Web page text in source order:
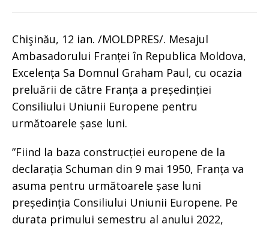
Chişinău, 12 ian. /MOLDPRES/. Mesajul
Ambasadorului Franței în Republica Moldova,
Excelența Sa Domnul Graham Paul, cu ocazia
preluării de către Franța a președinției
Consiliului Uniunii Europene pentru
următoarele șase luni.
”Fiind la baza construcției europene de la
declarația Schuman din 9 mai 1950, Franța va
asuma pentru următoarele șase luni
președinția Consiliului Uniunii Europene. Pe
durata primului semestru al anului 2022,